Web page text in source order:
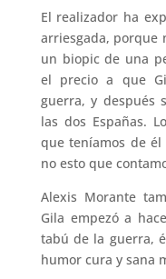
El realizador ha
arriesgada, porque
un biopic de una
el precio a que
guerra, y después
las dos Españas.
que teníamos de
no esto que
Alexis Morante
Gila empezó a
tabú de la guerra,
humor cura y sana